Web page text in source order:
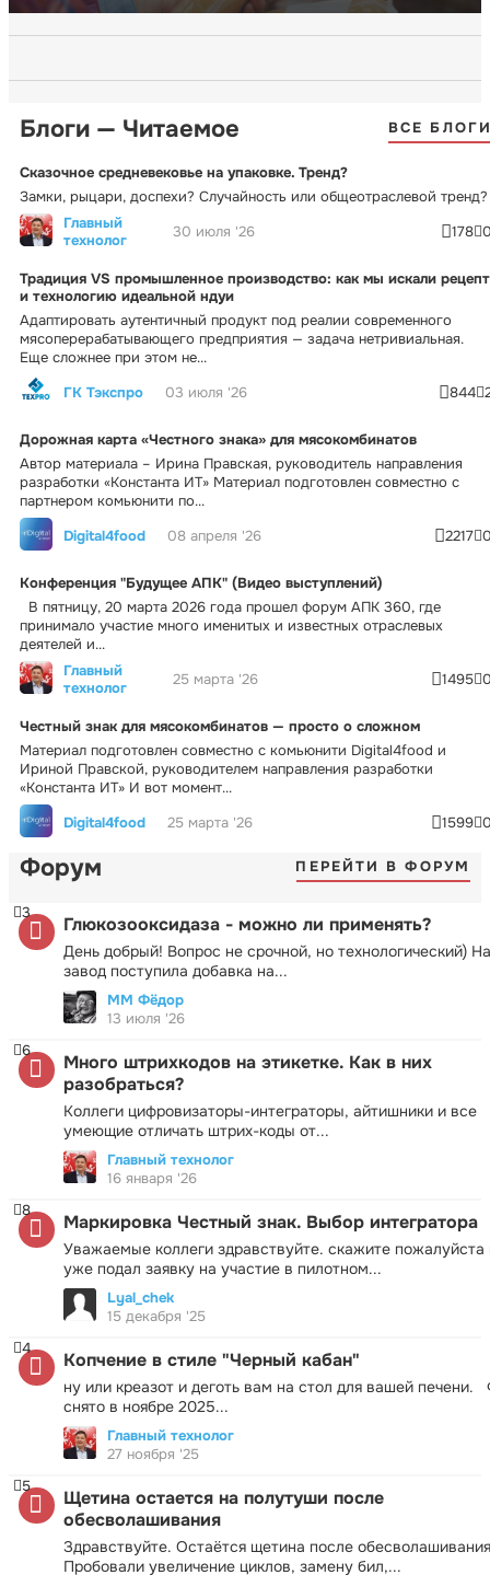
Блоги — Читаемое ВСЕ
Сказочное средневековье на упаковке. Тренд?
Замки, рыцари, доспехи? Случайность или общеотраслевой тренд?
Главный
технолог
30 июля '26 178
Традиция VS промышленное производство: как мы искали рецепт
и технологию идеальной ндуи
Адаптировать аутентичный продукт под реалии современного
мясоперерабатывающего предприятия — задача нетривиальная.
Еще сложнее при этом не...
ГК Тэкспро
03 июля '26 844
Дорожная карта «Честного знака» для мясокомбинатов
Автор материала – Ирина Правская, руководитель направления
разработки «Константа ИТ» Материал подготовлен совместно с
партнером комьюнити по...
Digital4food
08 апреля '26 2217
Конференция "Будущее АПК" (Видео выступлений)
В пятницу, 20 марта 2026 года прошел форум АПК 360, где
принимало участие много именитых и известных отраслевых
деятелей и...
Главный
технолог
25 марта '26 1495
Честный знак для мясокомбинатов — просто о сложном
Материал подготовлен совместно с комьюнити Digital4food и
Ириной Правской, руководителем направления разработки
«Константа ИТ» И вот момент...
Digital4food
25 марта '26 1599
Форум ПЕРЕЙТИ В ФОРУМ
Глюкозооксидаза - можно ли применять?
День добрый! Вопрос не срочной, но технологический) На
завод поступила добавка на...
3
ММ Фёдор
13 июля '26
Много штрихкодов на этикетке. Как в них
разобраться?
Коллеги цифровизаторы-интеграторы, айтишники и все
умеющие отличать штрих-коды от...
6
Главный технолог
16 января '26
Маркировка Честный знак. Выбор интегратора
Уважаемые коллеги здравствуйте. скажите пожалуйста
уже подал заявку на участие в пилотном...
8
Lyal_chek
15 декабря '25
Копчение в стиле "Черный кабан"
ну или креазот и деготь вам на стол для вашей печени.
снято в ноябре 2025...
4
Главный технолог
27 ноября '25
Щетина остается на полутуши после
обесволашивания
Здравствуйте. Остаётся щетина после
Пробовали увеличение циклов, замену бил,...
5